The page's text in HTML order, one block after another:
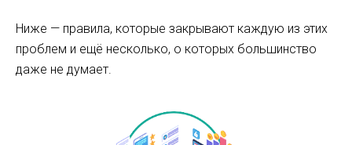
Ниже — правила, которые закрывают каждую из этих
проблем и ещё несколько, о которых большинство
даже не думает.